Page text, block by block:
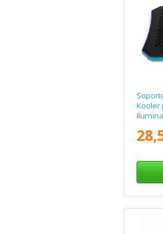
Kooler